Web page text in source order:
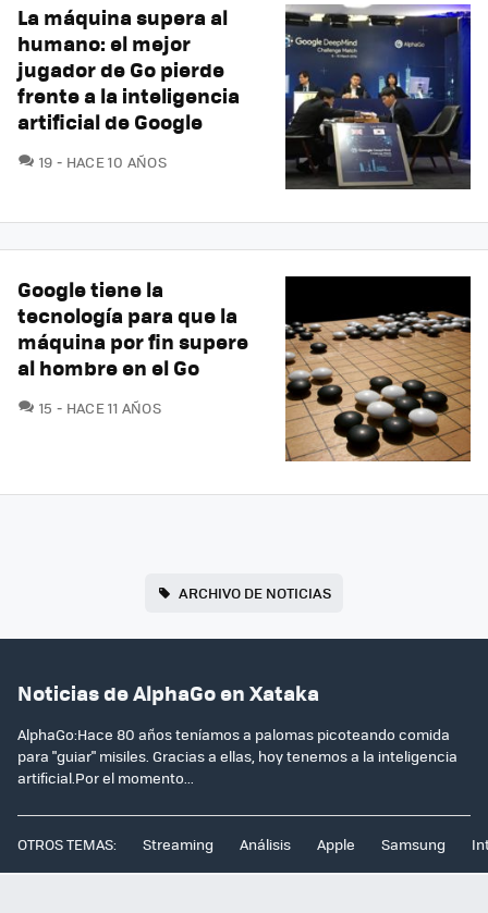
La máquina supera al
humano: el mejor
jugador de Go pierde
frente a la inteligencia
artificial de Google
19 COMENTARIOS
HACE 10 AÑOS
Google tiene la
tecnología para que la
máquina por fin supere
al hombre en el Go
15 COMENTARIOS
HACE 11 AÑOS
ARCHIVO DE NOTICIAS
Noticias de AlphaGo en Xataka
AlphaGo:Hace 80 años teníamos a palomas picoteando comida
para "guiar" misiles. Gracias a ellas, hoy tenemos a la inteligencia
artificial.Por el momento...
OTROS TEMAS: Streaming Análisis Apple Samsung